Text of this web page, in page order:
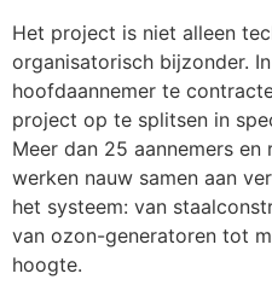
Het project is niet alleen
organisatorisch bijzonder.
hoofdaannemer te
project op te splitsen in
Meer dan 25 aannemers en
werken nauw samen aan
het systeem: van
van ozon-generatoren tot
hoogte.